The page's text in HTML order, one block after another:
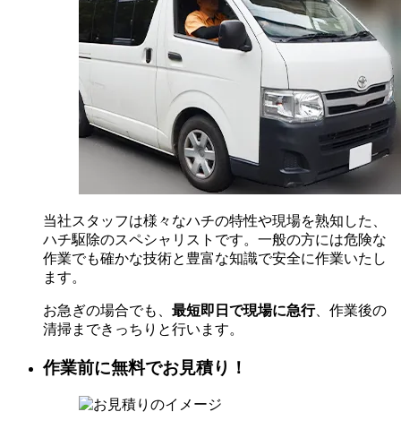
当社スタッフは様々なハチの特性や現場を熟知した、
ハチ駆除のスペシャリストです。一般の方には危険な
作業でも確かな技術と豊富な知識で安全に作業いたし
ます。
お急ぎの場合でも、 最短即日で現場に急行、作業後の
清掃まできっちりと行います。
作業前に無料でお見積り！